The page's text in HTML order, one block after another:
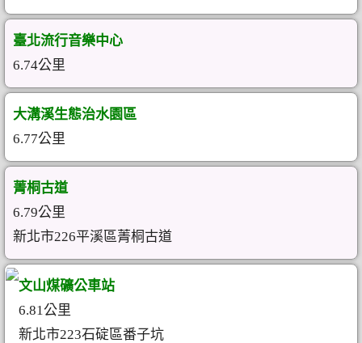
臺北流行音樂中心
6.74公里
大溝溪生態治水園區
6.77公里
菁桐古道
6.79公里
新北市226平溪區菁桐古道
文山煤礦公車站
6.81公里
新北市223石碇區番子坑